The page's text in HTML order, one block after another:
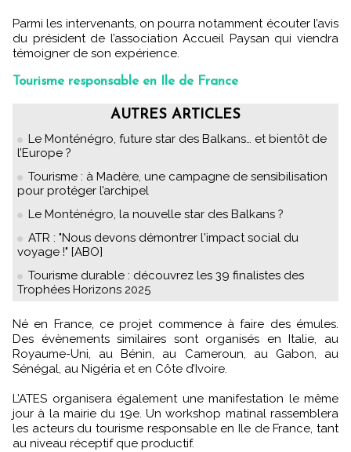
Parmi les intervenants, on pourra notamment écouter l’avis
du président de l’association Accueil Paysan qui viendra
témoigner de son expérience.
Tourisme responsable en Ile de France
AUTRES ARTICLES
Le Monténégro, future star des Balkans… et bientôt de
l’Europe ?
Tourisme : à Madère, une campagne de sensibilisation
pour protéger l’archipel
Le Monténégro, la nouvelle star des Balkans ?
ATR : "Nous devons démontrer l'impact social du
voyage !" [ABO]
Tourisme durable : découvrez les 39 finalistes des
Trophées Horizons 2025
Né en France, ce projet commence à faire des émules.
Des évènements similaires sont organisés en Italie, au
Royaume-Uni, au Bénin, au Cameroun, au Gabon, au
Sénégal, au Nigéria et en Côte d’Ivoire.
L’ATES organisera également une manifestation le même
jour à la mairie du 19e. Un workshop matinal rassemblera
les acteurs du tourisme responsable en Ile de France, tant
au niveau réceptif que productif.